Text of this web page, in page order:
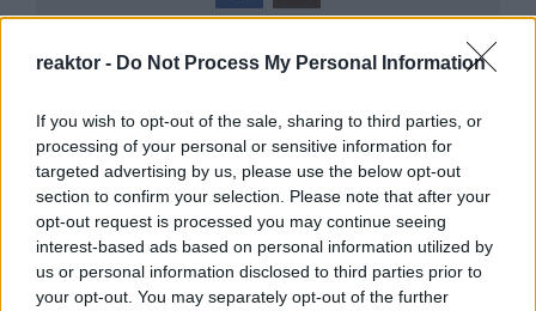
reaktor - Do Not Process My Personal Information
If you wish to opt-out of the sale, sharing to third parties, or
processing of your personal or sensitive information for
targeted advertising by us, please use the below opt-out
section to confirm your selection. Please note that after your
opt-out request is processed you may continue seeing
interest-based ads based on personal information utilized by
us or personal information disclosed to third parties prior to
your opt-out. You may separately opt-out of the further
Manaus: a dzsungel szívének városa
Magyarország rejtett gyöngyszemei
Az egygyermekes politika és Kína gazdasági
kihívásai
Mik alakítják a gondolkodásod? Avagy a
kognitív torzítások